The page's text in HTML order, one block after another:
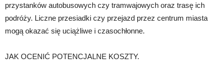
przystanków autobusowych czy tramwajowych oraz trasę ich
podróży. Liczne przesiadki czy przejazd przez centrum miasta
mogą okazać się uciążliwe i czasochłonne.
JAK OCENIĆ POTENCJALNE KOSZTY.